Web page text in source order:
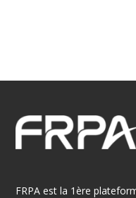
FRPA est la 1ère